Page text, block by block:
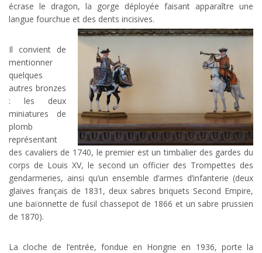
écrase le dragon, la gorge déployée faisant apparaître une
langue fourchue et des dents incisives.
Il convient de
mentionner
quelques
autres bronzes
: les deux
miniatures de
plomb
représentant
des cavaliers de 1740, le premier est un timbalier des gardes du
corps de Louis XV, le second un officier des Trompettes des
gendarmeries, ainsi qu’un ensemble d’armes d’infanterie (deux
glaives français de 1831, deux sabres briquets Second Empire,
une baïonnette de fusil chassepot de 1866 et un sabre prussien
de 1870).
La cloche de l’entrée, fondue en Hongrie en 1936, porte la